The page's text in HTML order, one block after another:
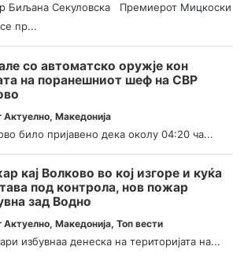
Биљана Секуловска Премиерот Мицкоски
пр...
со автоматско оружје кон
на поранешниот шеф на СВР
Актуелно, Македонија
било пријавено дека околу 04:20 ча...
кај Волково во кој изгоре и куќа
под контрола, нов пожар
зад Водно
Актуелно, Македонија, Топ вести
избувнаа денеска на територијата на...